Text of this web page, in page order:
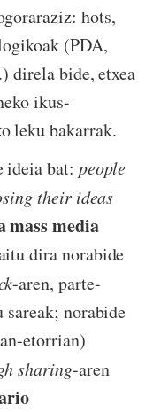
hots,
(PDA,
direla bide, etxea
ikus-
leku bakarrak.
ideia bat: people
their ideas
mass media
dira norabide
-aren, parte-
norabide
etorrian)
sharing-aren